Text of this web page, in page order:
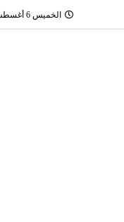
الخميس 6 أغسطس 2026